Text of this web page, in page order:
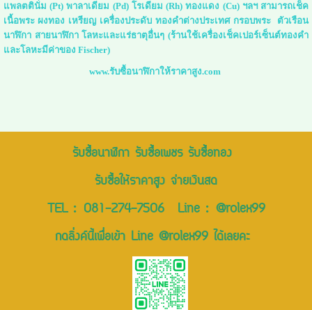
แพลตตินั่ม (Pt) พาลาเดียม (Pd) โรเดียม (Rh) ทองแดง (Cu) ฯลฯ สามารถเช็ค
เนื้อพระ ผงทอง เหรียญ เครื่องประดับ ทองคำต่างประเทศ กรอบพระ ตัวเรือน
นาฬิกา สายนาฬิกา โลหะและแร่ธาตุอื่นๆ (ร้านใช้เครื่องเช็คเปอร์เซ็นต์ทองคำ
และโลหะมีค่าของ Fischer)
www.รับซื้อนาฬิกาให้ราคาสูง.com
รับซื้อนาฬิกา รับซื้อเพชร รับซื้อทอง
รับซื้อให้ราคาสูง จ่ายเงินสด
TEL : 081-274-7506Line : @rolex99
กดลิ่งค์นี้เพื่อเข้า Line @rolex99 ได้เลยคะ